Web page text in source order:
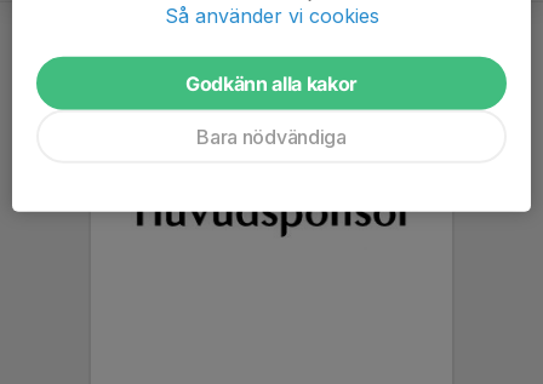
Så använder vi cookies
Godkänn alla kakor
Bara nödvändiga